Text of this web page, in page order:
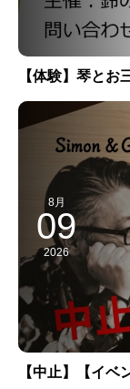
【体験】琴とお
8月
09
2026
【中止】【イ